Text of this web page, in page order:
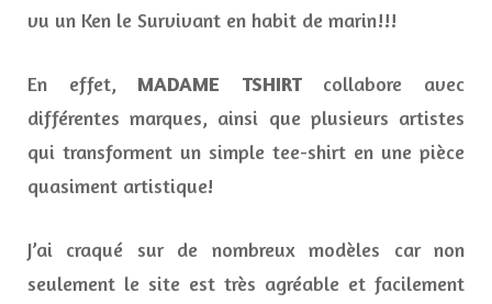
vu un Ken le Survivant en habit de marin!!!
En effet, MADAME TSHIRTcollabore avec
différentes marques, ainsi que plusieurs artistes
qui transforment un simple tee-shirt en une pièce
quasiment artistique!
J’ai craqué sur de nombreux modèles car non
seulement le site est très agréable et facilement